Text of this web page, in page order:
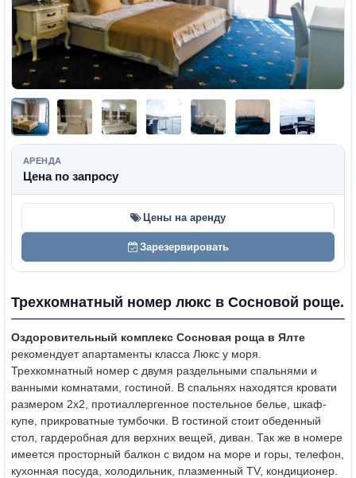
АРЕНДА
Цена по запросу
Цены на аренду
Зарезервировать
Трехкомнатный номер люкс в Сосновой роще.
Оздоровительный комплекс Сосновая роща в Ялте
рекомендует апартаменты класса Люкс у моря.
Трехкомнатный номер с двумя раздельными спальнями и
ванными комнатами, гостиной. В спальнях находятся кровати
размером 2х2, протиаллергенное постельное белье, шкаф-
купе, прикроватные тумбочки. В гостиной стоит обеденный
стол, гардеробная для верхних вещей, диван. Так же в номере
имеется просторный балкон с видом на море и горы, телефон,
кухонная посуда, холодильник, плазменный TV, кондиционер.